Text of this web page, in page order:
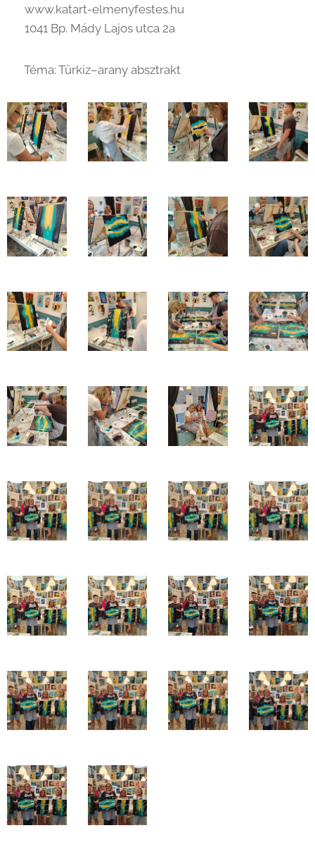
🌐 www.katart-elmenyfestes.hu
📍 1041 Bp. Mády Lajos utca 2a
🖼️ Téma: Türkiz–arany absztrakt